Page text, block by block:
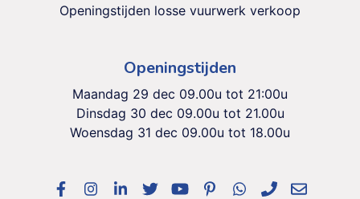
Openingstijden losse vuurwerk verkoop
Openingstijden
Maandag 29 dec 09.00u tot 21:00u
Dinsdag 30 dec 09.00u tot 21.00u
Woensdag 31 dec 09.00u tot 18.00u